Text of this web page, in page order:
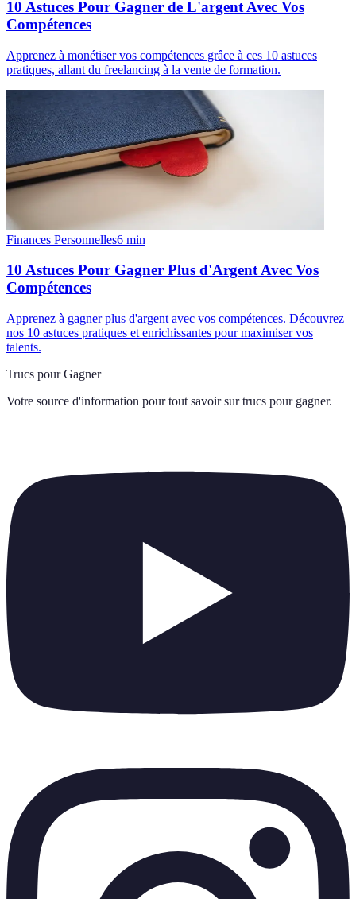
10 Astuces Pour Gagner de L'argent Avec Vos
Compétences
Apprenez à monétiser vos compétences grâce à ces 10 astuces
pratiques, allant du freelancing à la vente de formation.
Finances Personnelles6 min
10 Astuces Pour Gagner Plus d'Argent Avec Vos
Compétences
Apprenez à gagner plus d'argent avec vos compétences. Découvrez
nos 10 astuces pratiques et enrichissantes pour maximiser vos
talents.
Trucs pour Gagner
Votre source d'information pour tout savoir sur trucs pour gagner.